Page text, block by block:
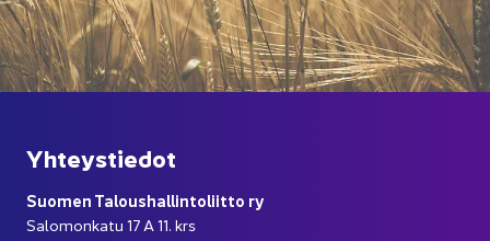
Yh­teys­tie­dot
Suo­men Ta­lous­hal­lin­to­liit­to ry
Sa­lo­mon­ka­tu 17 A 11. krs